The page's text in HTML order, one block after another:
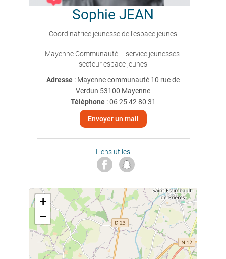
Sophie JEAN
Coordinatrice jeunesse de l’espace jeunes
Mayenne Communauté – service jeunesses-
secteur espace jeunes
Adresse : Mayenne communauté 10 rue de
Verdun 53100 Mayenne
Téléphone:06 25 42 80 31
Envoyer un mail
Liens utiles
+
−